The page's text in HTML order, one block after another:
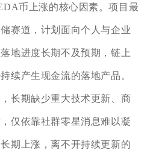
币上涨的核心因素。项目最
赛道，计划面向个人与企业
地进度长期不及预期，链上
续产生现金流的落地产品。
长期缺少重大技术更新、商
仅依靠社群零星消息难以凝
期上涨，离不开持续更新的